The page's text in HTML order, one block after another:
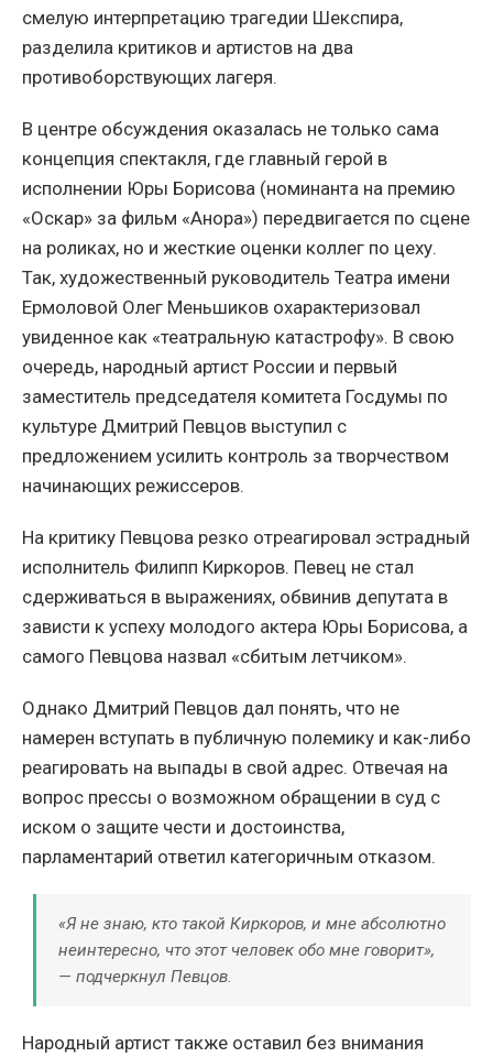
смелую интерпретацию трагедии Шекспира,
разделила критиков и артистов на два
противоборствующих лагеря.
В центре обсуждения оказалась не только сама
концепция спектакля, где главный герой в
исполнении Юры Борисова (номинанта на премию
«Оскар» за фильм «Анора») передвигается по сцене
на роликах, но и жесткие оценки коллег по цеху.
Так, художественный руководитель Театра имени
Ермоловой Олег Меньшиков охарактеризовал
увиденное как «театральную катастрофу». В свою
очередь, народный артист России и первый
заместитель председателя комитета Госдумы по
культуре Дмитрий Певцов выступил с
предложением усилить контроль за творчеством
начинающих режиссеров.
На критику Певцова резко отреагировал эстрадный
исполнитель Филипп Киркоров. Певец не стал
сдерживаться в выражениях, обвинив депутата в
зависти к успеху молодого актера Юры Борисова, а
самого Певцова назвал «сбитым летчиком».
Однако Дмитрий Певцов дал понять, что не
намерен вступать в публичную полемику и как-либо
реагировать на выпады в свой адрес. Отвечая на
вопрос прессы о возможном обращении в суд с
иском о защите чести и достоинства,
парламентарий ответил категоричным отказом.
«Я не знаю, кто такой Киркоров, и мне абсолютно
неинтересно, что этот человек обо мне говорит»,
— подчеркнул Певцов.
Народный артист также оставил без внимания